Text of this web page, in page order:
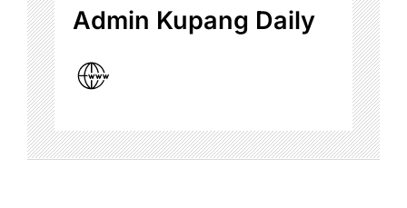
Admin Kupang Daily